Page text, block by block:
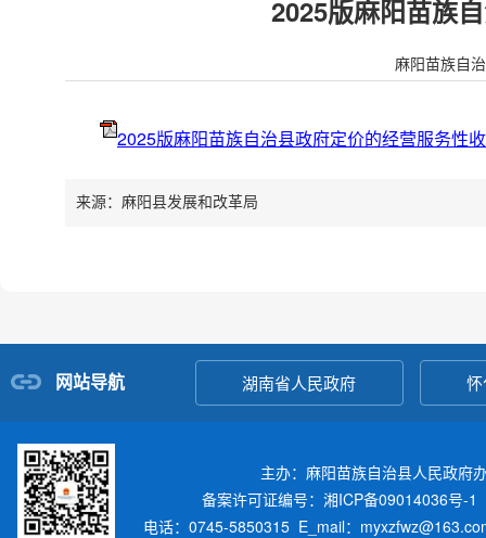
2025版麻阳苗族
麻阳苗族自
2025版麻阳苗族自治县政府定价的经营服务性
来源：麻阳县发展和改革局
网站导航 湖南省人民政府
主办：麻阳苗族自治县人民政
备案许可证编号：湘ICP备09014036号-1
电话：0745-5850315 E_mail：